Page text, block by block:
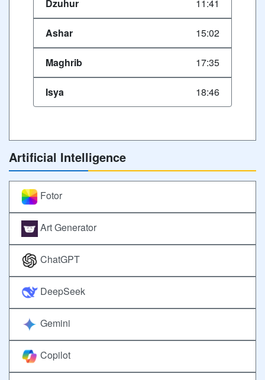
Dzuhur 11:41
Ashar 15:02
Maghrib 17:35
Isya 18:46
Artificial Intelligence
Fotor
Art Generator
ChatGPT
DeepSeek
Gemini
Copilot